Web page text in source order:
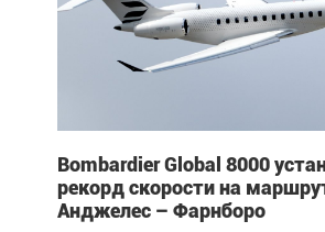
Bombardier Global 8000
рекорд скорости на
Анджелес – Фарнборо